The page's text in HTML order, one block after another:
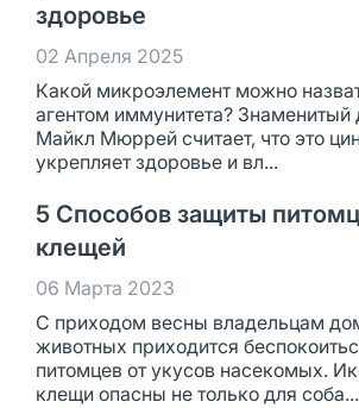
здоровье
02 Апреля 2025
Какой микроэлемент можно
агентом иммунитета? Знаменитый
Майкл Мюррей считает, что это
укрепляет здоровье и вл...
5 Способов защиты
клещей
06 Марта 2023
С приходом весны владельцам
животных приходится
питомцев от укусов насекомых.
клещи опасны не только для соба...